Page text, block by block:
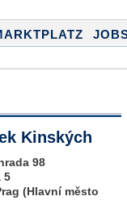
Kinských
98
5
(Hlavní město